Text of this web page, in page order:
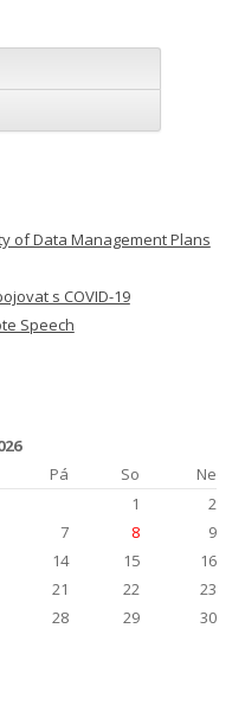
of Data Management Plans
s COVID-19
Speech
Pá So
Ne
1
2
7 8
9
14 15
16
21 22
23
28 29
30